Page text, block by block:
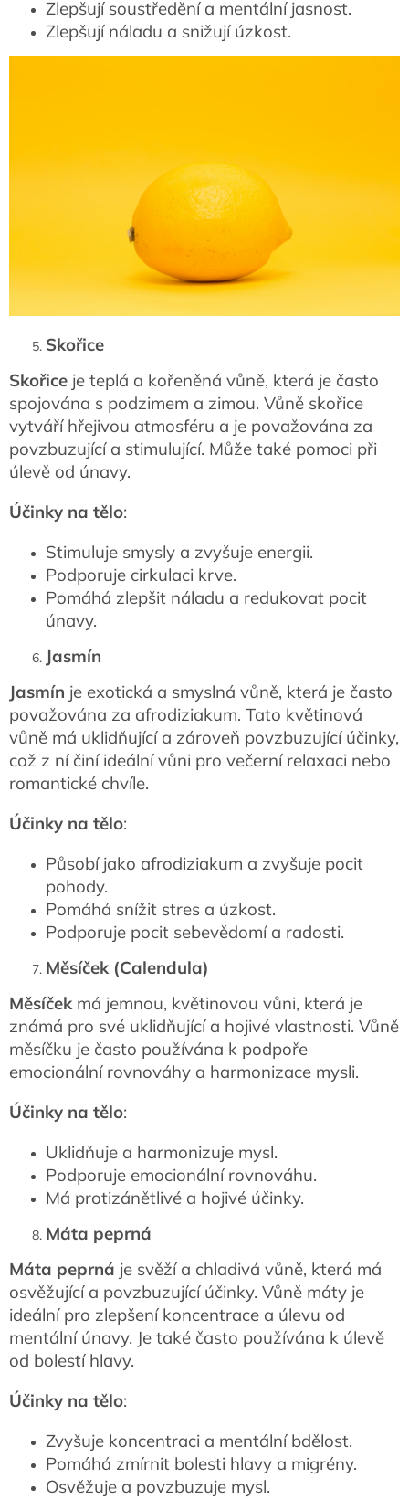
Zlepšují soustředění a mentální jasnost.
Zlepšují náladu a snižují úzkost.
Skořice
Skořice je teplá a kořeněná vůně, která je často
spojována s podzimem a zimou. Vůně skořice
vytváří hřejivou atmosféru a je považována za
povzbuzující a stimulující. Může také pomoci při
úlevě od únavy.
Účinky na tělo:
Stimuluje smysly a zvyšuje energii.
Podporuje cirkulaci krve.
Pomáhá zlepšit náladu a redukovat pocit
únavy.
Jasmín
Jasmín je exotická a smyslná vůně, která je často
považována za afrodiziakum. Tato květinová
vůně má uklidňující a zároveň povzbuzující účinky,
což z ní činí ideální vůni pro večerní relaxaci nebo
romantické chvíle.
Účinky na tělo:
Působí jako afrodiziakum a zvyšuje pocit
pohody.
Pomáhá snížit stres a úzkost.
Podporuje pocit sebevědomí a radosti.
Měsíček (Calendula)
Měsíčekmá jemnou, květinovou vůni, která je
známá pro své uklidňující a hojivé vlastnosti. Vůně
měsíčku je často používána k podpoře
emocionální rovnováhy a harmonizace mysli.
Účinky na tělo:
Uklidňuje a harmonizuje mysl.
Podporuje emocionální rovnováhu.
Má protizánětlivé a hojivé účinky.
Máta peprná
Máta peprná je svěží a chladivá vůně, která má
osvěžující a povzbuzující účinky. Vůně máty je
ideální pro zlepšení koncentrace a úlevu od
mentální únavy. Je také často používána k úlevě
od bolestí hlavy.
Účinky na tělo:
Zvyšuje koncentraci a mentální bdělost.
Pomáhá zmírnit bolesti hlavy a migrény.
Osvěžuje a povzbuzuje mysl.